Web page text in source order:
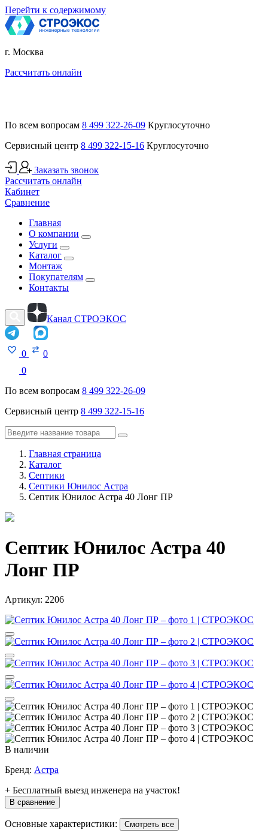
Перейти к содержимому
г. Москва
Рассчитать онлайн
По всем вопросам 8 499 322-26-09 Круглосуточно
Сервисный центр 8 499 322-15-16 Круглосуточно
Заказать звонок
Рассчитать онлайн
Кабинет
Сравнение
Главная
О компании
Услуги
Каталог
Монтаж
Покупателям
Контакты
Канал СТРОЭКОС
0
0
0
По всем вопросам 8 499 322-26-09
Сервисный центр 8 499 322-15-16
Главная страница
Каталог
Септики
Септики Юнилос Астра
Септик Юнилос Астра 40 Лонг ПР
Септик Юнилос Астра 40
Лонг ПР
Артикул: 2206
В наличии
Бренд: Астра
+ Бесплатный выезд инженера на участок!
В сравнение
Основные характеристики: Смотреть все